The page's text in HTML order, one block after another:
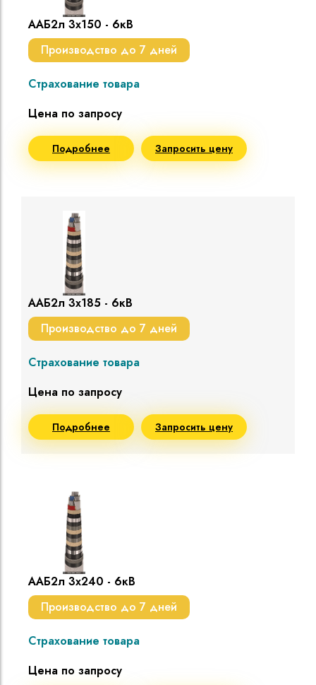
ААБ2л 3х150 - 6кВ
Производство до 7 дней
Страхование товара
Цена по запросу
Подробнее Запросить цену
ААБ2л 3х185 - 6кВ
Производство до 7 дней
Страхование товара
Цена по запросу
Подробнее Запросить цену
ААБ2л 3х240 - 6кВ
Производство до 7 дней
Страхование товара
Цена по запросу